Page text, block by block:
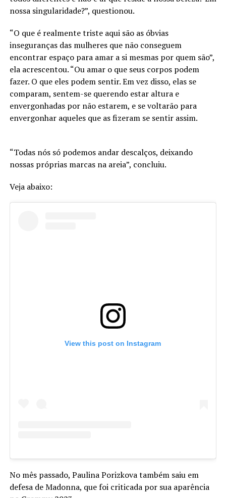
nossa singularidade?”, questionou.
“O que é realmente triste aqui são as óbvias
inseguranças das mulheres que não conseguem
encontrar espaço para amar a si mesmas por quem são”,
ela acrescentou. “Ou amar o que seus corpos podem
fazer. O que eles podem sentir. Em vez disso, elas se
comparam, sentem-se querendo estar altura e
envergonhadas por não estarem, e se voltarão para
envergonhar aqueles que as fizeram se sentir assim.
“Todas nós só podemos andar descalços, deixando
nossas próprias marcas na areia”, concluiu.
Veja abaixo:
View this post on Instagram
No mês passado, Paulina Porizkova também saiu em
defesa de Madonna, que foi criticada por sua aparência